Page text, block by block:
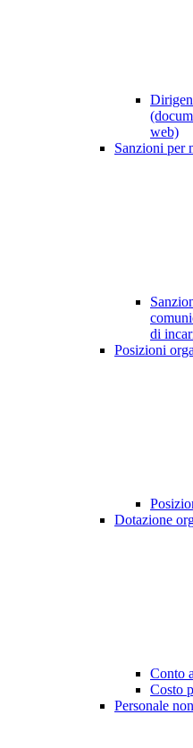
web)
Sanzioni per
di
Posizioni
Dotazione
Conto
Costo
Personale